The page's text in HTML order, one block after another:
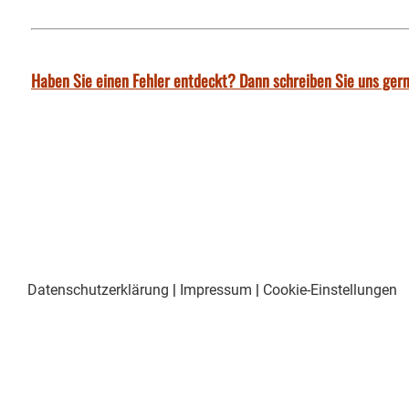
Haben Sie einen Fehler entdeckt? Dann schreiben Sie uns
Datenschutzerklärung | Impressum | Cookie-Einstellungen